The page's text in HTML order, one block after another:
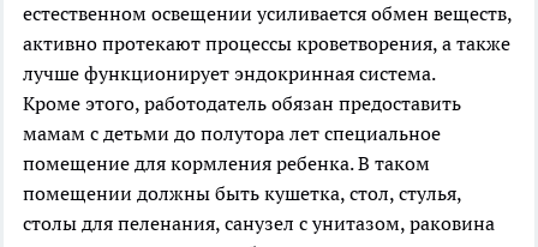
естественном освещении усиливается обмен веществ,
активно протекают процессы кроветворения, а также
лучше функционирует эндокринная система.
Кроме этого, работодатель обязан предоставить
мамам с детьми до полутора лет специальное
помещение для кормления ребенка. В таком
помещении должны быть кушетка, стол, стулья,
столы для пеленания, санузел с унитазом, раковина